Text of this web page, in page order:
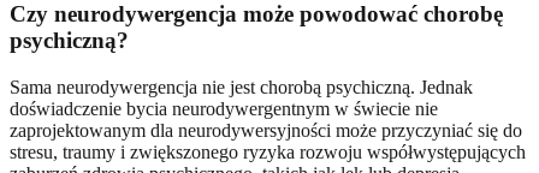
Czy neurodywergencja może powodować chorobę
psychiczną?
Sama neurodywergencja nie jest chorobą psychiczną. Jednak
doświadczenie bycia neurodywergentnym w świecie nie
zaprojektowanym dla neurodywersyjności może przyczyniać się do
stresu, traumy i zwiększonego ryzyka rozwoju współwystępujących